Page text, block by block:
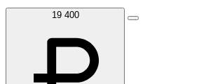
19 400